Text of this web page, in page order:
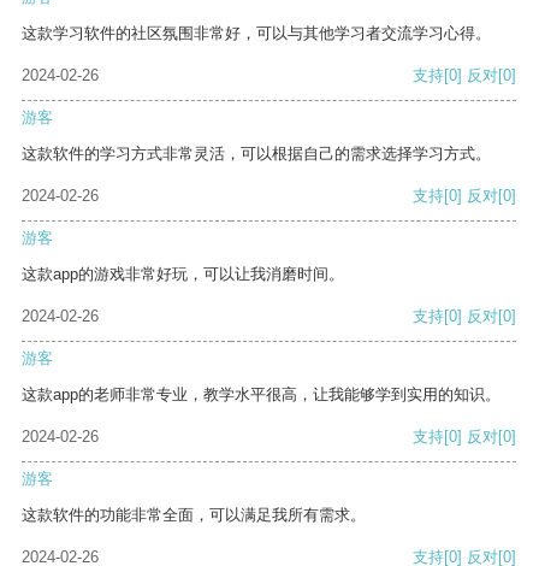
这款学习软件的社区氛围非常好，可以与其他学习者交流学习心得。
2024-02-26 支持[0] 反对[0]
游客
这款软件的学习方式非常灵活，可以根据自己的需求选择学习方式。
2024-02-26 支持[0] 反对[0]
游客
这款app的游戏非常好玩，可以让我消磨时间。
2024-02-26 支持[0] 反对[0]
游客
这款app的老师非常专业，教学水平很高，让我能够学到实用的知识。
2024-02-26 支持[0] 反对[0]
游客
这款软件的功能非常全面，可以满足我所有需求。
2024-02-26 支持[0] 反对[0]